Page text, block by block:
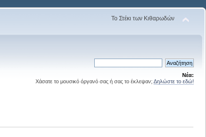
Το Στέκι των Κιθαρωδών
Νέα:
Χάσατε το μουσικό όργανό σας ή σας το έκλεψαν; Δηλώστε το εδώ!